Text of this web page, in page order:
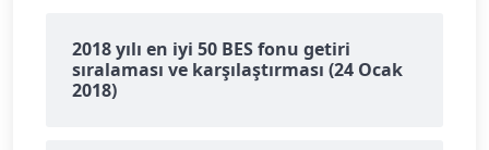
2018 yılı en iyi 50 BES fonu getiri
sıralaması ve karşılaştırması (24 Ocak
2018)